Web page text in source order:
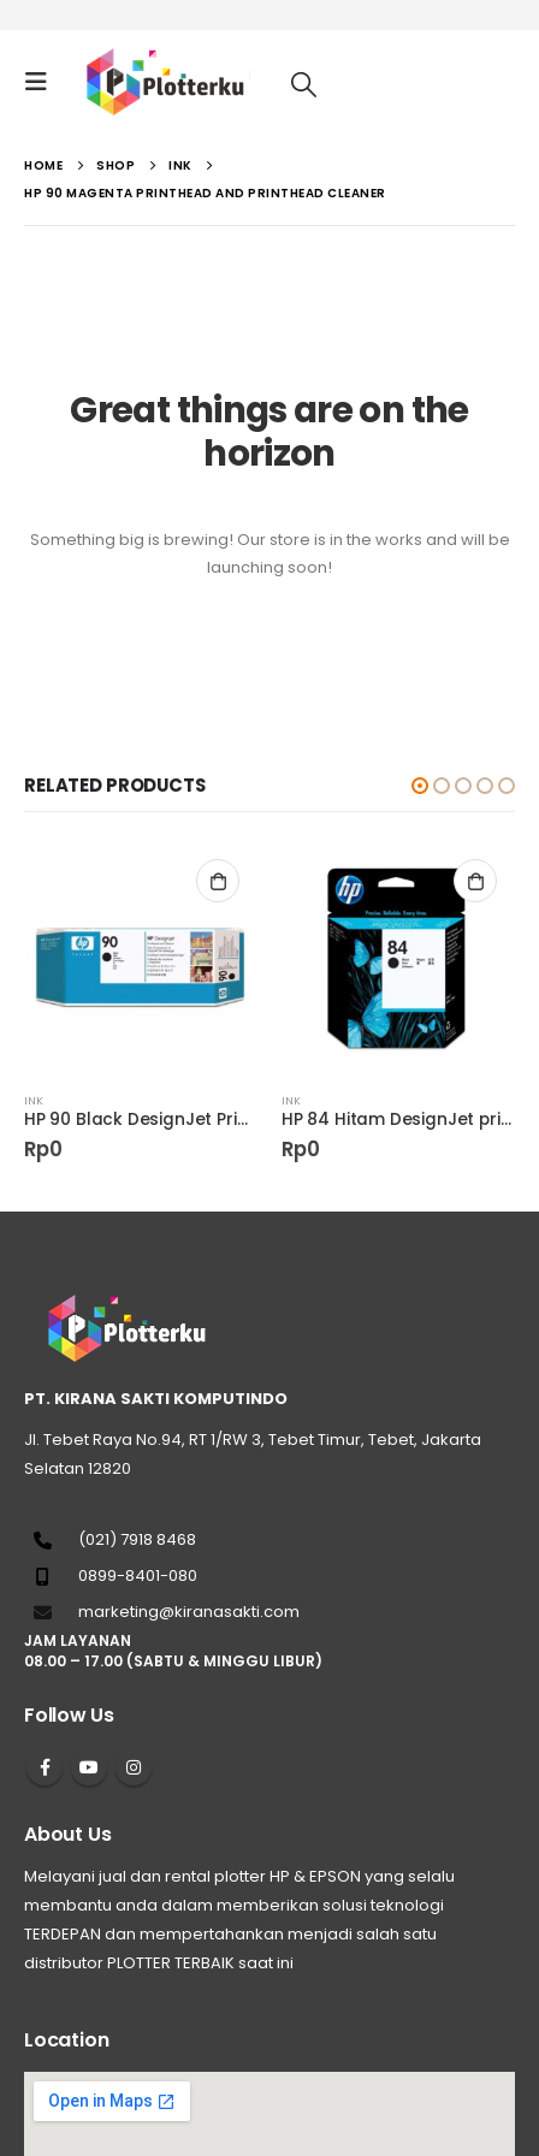
HOME SHOP
INK
HP 90 MAGENTA PRINTHEAD AND PRINTHEAD CLEANER
Great things are on the
horizon
Something big is brewing! Our store is in the works and will be
launching soon!
RELATED PRODUCTS
INK
HP 90 Black DesignJet Printhead and Printhead Cleaner
Rp0
INK
HP 84 Hitam DesignJet printhead
Rp0
PT. KIRANA SAKTI KOMPUTINDO
Jl. Tebet Raya No.94, RT 1/RW 3, Tebet Timur, Tebet, Jakarta
Selatan 12820
(021) 7918 8468
0899-8401-080
marketing@kiranasakti.com
JAM LAYANAN
08.00 – 17.00 (SABTU & MINGGU LIBUR)
Follow Us
About Us
Melayani jual dan rental plotter HP & EPSON yang selalu
membantu anda dalam memberikan solusi teknologi
TERDEPAN dan mempertahankan menjadi salah satu
distributor PLOTTER TERBAIK saat ini
Location